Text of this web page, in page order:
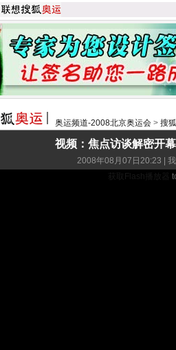
奥运频道-2008北京奥运会 > 搜
视频：焦点访谈解密开
2008年08月07日20:23 |